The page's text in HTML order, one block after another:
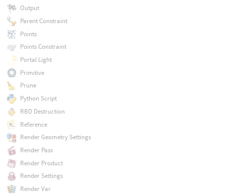
Output
Parent Constraint
Points
Points Constraint
Portal Light
Primitive
Prune
Python Script
RBD Destruction
Reference
Render Geometry Settings
Render Pass
Render Product
Render Settings
Render Var